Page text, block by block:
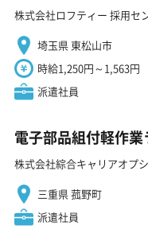
株式会社ロフティー 採用セ
埼玉県 東松山市
時給1,250円～1,563円
派遣社員
電子部品組付軽作業
株式会社綜合キャリアオプ
三重県 菰野町
派遣社員